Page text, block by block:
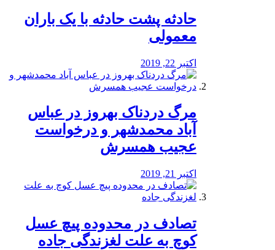
️حادثه پشت حادثه با یک باران
معمولی
اکتبر 22, 2019
مرگ دردناک بهروز در عباس
آباد محمدشهر و درخواست
عجیب همسرش
اکتبر 21, 2019
تصادف در محدوده پیچ عسل
کوچ به علت لغزندگی جاده